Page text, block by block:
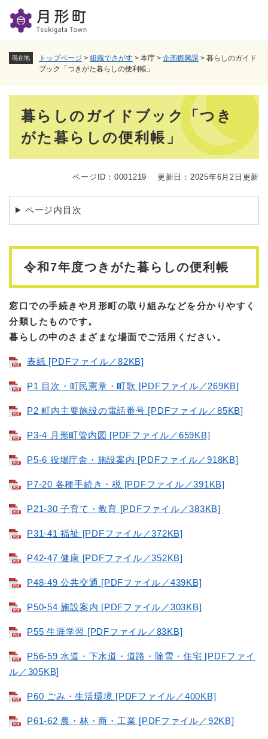
現在地 トップページ > 組織でさがす > 本庁 > 企画振興課 > 暮らしのガイド
ブック「つきがた暮らしの便利帳」
暮らしのガイドブック「つき
がた暮らしの便利帳」
ページID：0001219 更新日：2025年6月2日更新
ページ内目次
令和7年度つきがた暮らしの便利帳
窓口での手続きや月形町の取り組みなどを分かりやすく
分類したものです。
暮らしの中のさまざまな場面でご活用ください。
表紙 [PDFファイル／82KB]
P1 目次・町民憲章・町歌 [PDFファイル／269KB]
P2 町内主要施設の電話番号 [PDFファイル／85KB]
P3-4 月形町管内図 [PDFファイル／659KB]
P5-6 役場庁舎・施設案内 [PDFファイル／918KB]
P7-20 各種手続き・税 [PDFファイル／391KB]
P21-30 子育て・教育 [PDFファイル／383KB]
P31-41 福祉 [PDFファイル／372KB]
P42-47 健康 [PDFファイル／352KB]
P48-49 公共交通 [PDFファイル／439KB]
P50-54 施設案内 [PDFファイル／303KB]
​P55 生涯学習 [PDFファイル／83KB]
P56-59 水道・下水道・道路・除雪・住宅 [PDFファイ
ル／305KB]
P60 ごみ・生活環境 [PDFファイル／400KB]
P61-62 農・林・商・工業 [PDFファイル／92KB]